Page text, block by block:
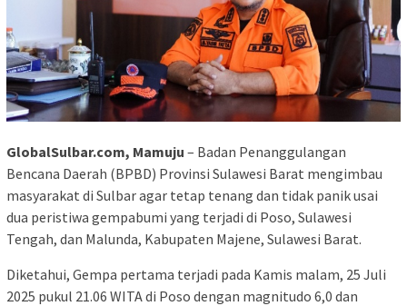
GlobalSulbar.com, Mamuju – Badan Penanggulangan
Bencana Daerah (BPBD) Provinsi Sulawesi Barat mengimbau
masyarakat di Sulbar agar tetap tenang dan tidak panik usai
dua peristiwa gempabumi yang terjadi di Poso, Sulawesi
Tengah, dan Malunda, Kabupaten Majene, Sulawesi Barat.
Diketahui, Gempa pertama terjadi pada Kamis malam, 25 Juli
2025 pukul 21.06 WITA di Poso dengan magnitudo 6,0 dan